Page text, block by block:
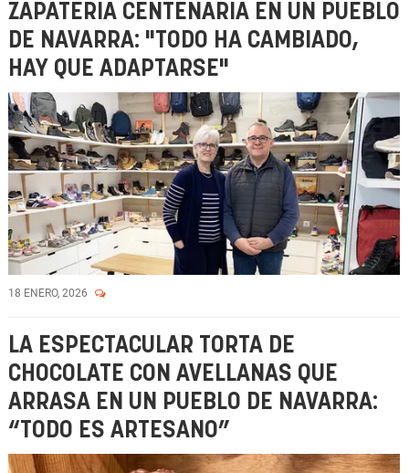
ZAPATERÍA CENTENARIA EN UN PUEBLO
DE NAVARRA: "TODO HA CAMBIADO,
HAY QUE ADAPTARSE"
18 ENERO, 2026
LA ESPECTACULAR TORTA DE
CHOCOLATE CON AVELLANAS QUE
ARRASA EN UN PUEBLO DE NAVARRA:
“TODO ES ARTESANO”